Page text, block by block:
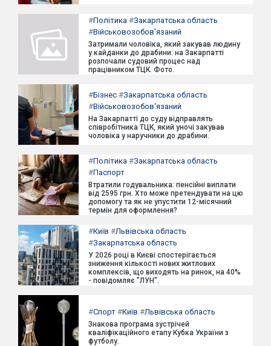
#Політика #Закарпатська область
#Військовозобов'язаний
Затримали чоловіка, який закував людину
у кайданки до драбини: на Закарпатті
розпочали судовий процес над
працівником ТЦК. Фото.
#Бізнес #Закарпатська область
#Військовозобов'язаний
На Закарпатті до суду відправлять
співробітника ТЦК, який уночі закував
чоловіка у наручники до драбини.
#Політика #Закарпатська область
#Паспорт
Втратили годувальника: пенсійні виплати
від 2595 грн. Хто може претендувати на цю
допомогу та як не упустити 12-місячний
термін для оформлення?
#Київ #Львівська область
#Закарпатська область
У 2026 році в Києві спостерігається
зниження кількості нових житлових
комплексів, що виходять на ринок, на 40%
- повідомляє "ЛУН".
#Спорт #Київ #Львівська область
Знакова програма зустрічей
кваліфікаційного етапу Кубка України з
футболу.